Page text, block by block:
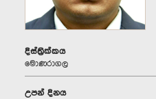
දිස්ත්‍රික්කය
මොණරාගල
උපන් දිනය